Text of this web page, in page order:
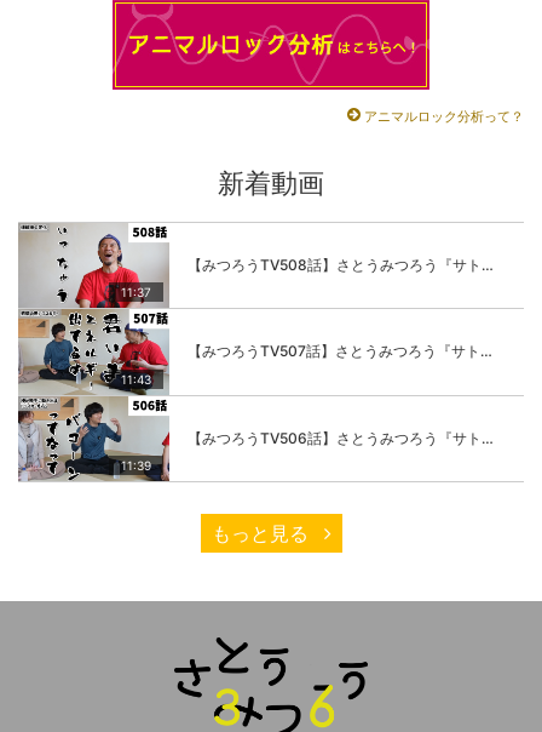
アニマルロック分析って？
新着動画
11:37
【みつろうTV508話】さとうみつろう『サトレル男塾』編④「“毎日”が変わります。楽しく」
11:43
【みつろうTV507話】さとうみつろう『サトレル男塾』編③「快楽は“自分のカラダの内側”にしかない」
11:39
【みつろうTV506話】さとうみつろう『サトレル男塾』編②「不思議な棒をお尻に…」
もっと見る